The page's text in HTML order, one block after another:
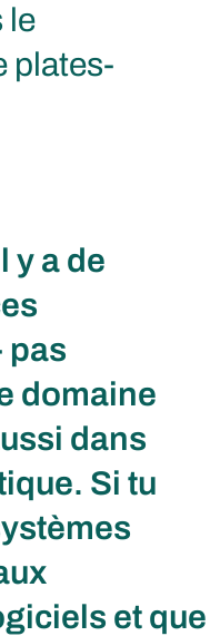
le
plates-
y a de
pas
domaine
dans
Si tu
et que